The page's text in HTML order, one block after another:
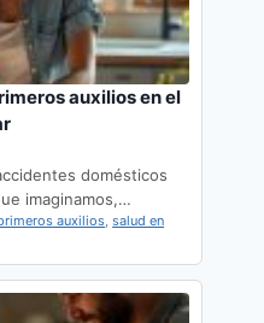
auxilios en el
domésticos
imaginamos,…
auxilios,salud en